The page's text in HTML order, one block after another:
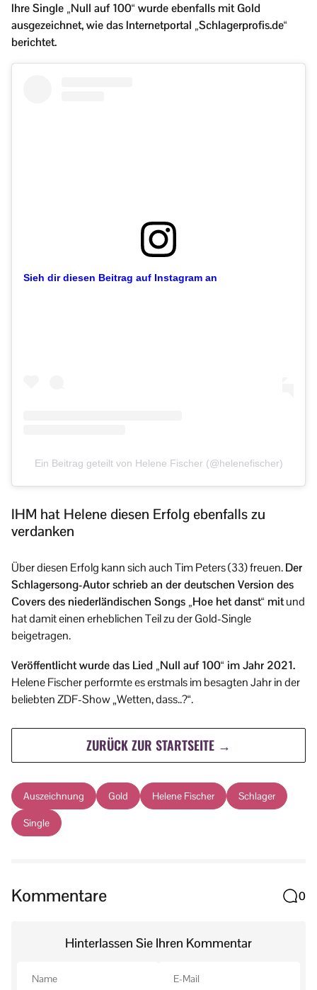
Ihre Single „Null auf 100“ wurde ebenfalls mit Gold
ausgezeichnet, wie das Internetportal „Schlagerprofis.de“
berichtet.
Sieh dir diesen Beitrag auf Instagram an
Ein Beitrag geteilt von Helene Fischer (@helenefischer)
IHM hat Helene diesen Erfolg ebenfalls zu
verdanken
Über diesen Erfolg kann sich auch Tim Peters (33) freuen.Der
Schlagersong-Autor schrieb an der deutschen Version des
Covers des niederländischen Songs „Hoe het danst“ mitund
hat damit einen erheblichen Teil zu der Gold-Single
beigetragen.
Veröffentlicht wurde das Lied „Null auf 100“ im Jahr 2021.
Helene Fischer performte es erstmals im besagten Jahr in der
beliebten ZDF-Show „Wetten, dass..?“.
ZURÜCK ZUR STARTSEITE →
Auszeichnung Gold Helene Fischer Schlager
Single
Kommentare 0
Hinterlassen Sie Ihren Kommentar